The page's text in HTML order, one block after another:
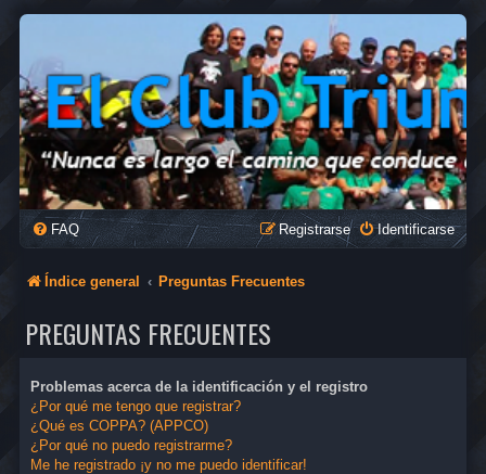
FAQ Identificarse
Registrarse
Índice general Preguntas Frecuentes
PREGUNTAS FRECUENTES
Problemas acerca de la identificación y el registro
¿Por qué me tengo que registrar?
¿Qué es COPPA? (APPCO)
¿Por qué no puedo registrarme?
Me he registrado ¡y no me puedo identificar!